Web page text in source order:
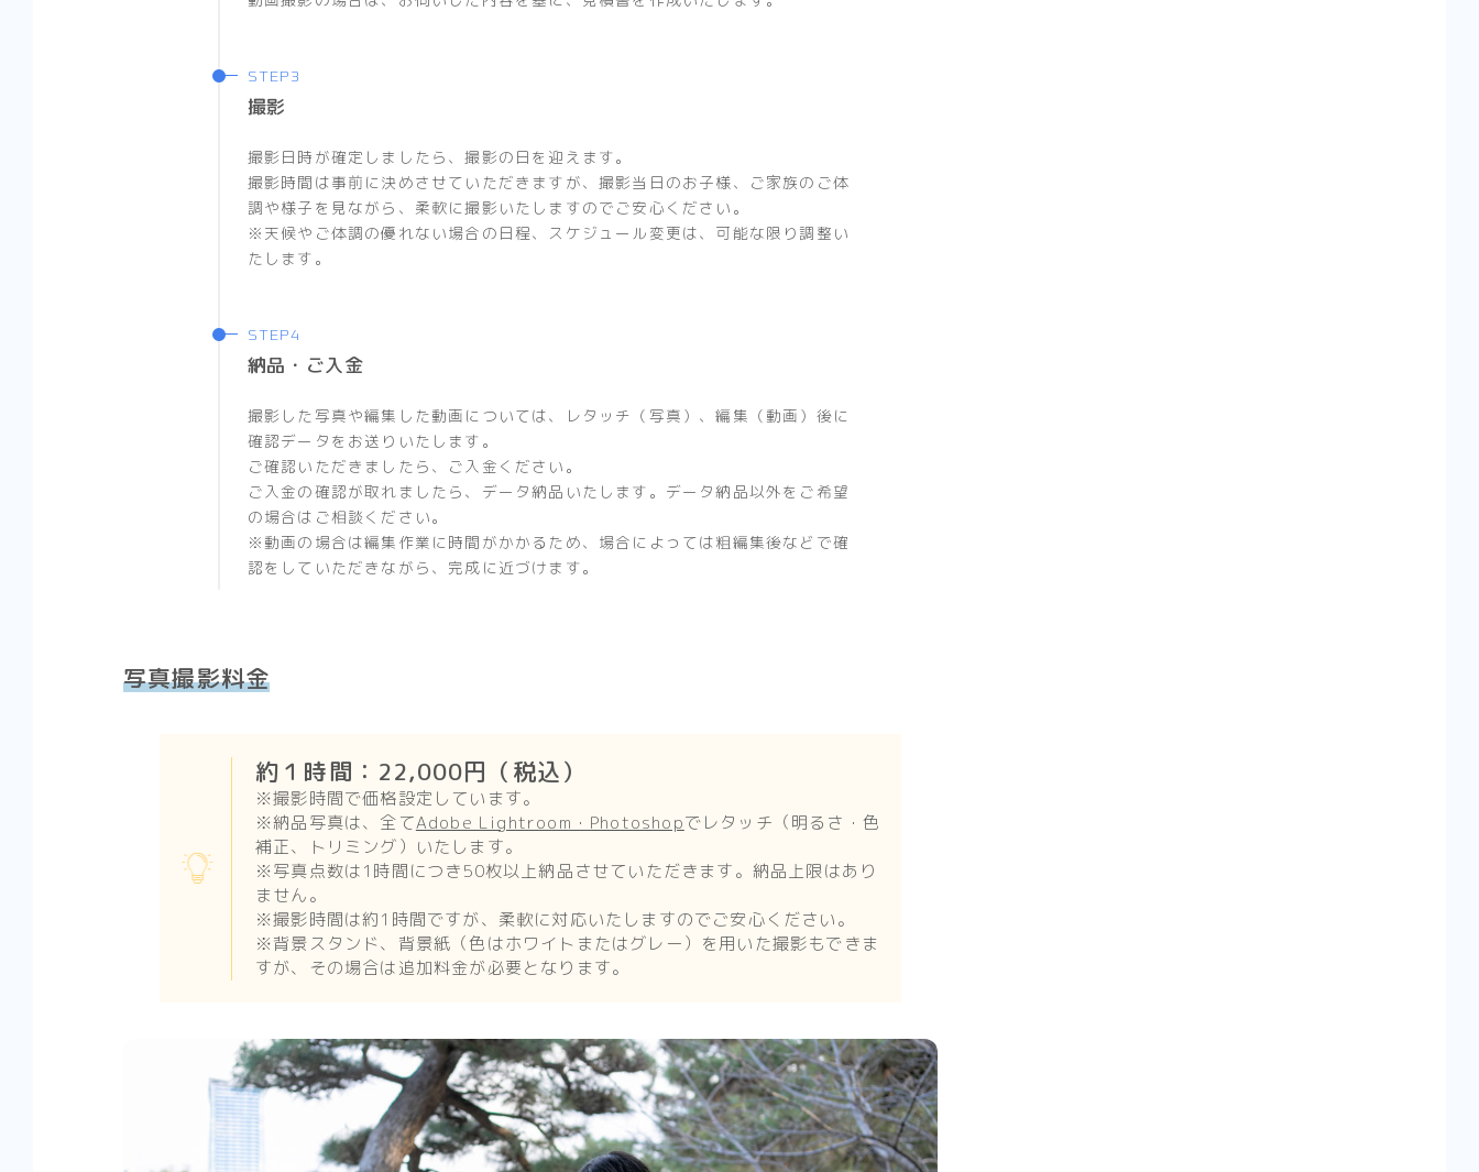
撮影
撮影日時が確定しましたら、撮影の日を迎えます。
撮影時間は事前に決めさせていただきますが、撮影当日のお子様、ご家族のご体
調や様子を見ながら、柔軟に撮影いたしますのでご安心ください。
※天候やご体調の優れない場合の日程、スケジュール変更は、可能な限り調整い
たします。
納品・ご入金
撮影した写真や編集した動画については、レタッチ（写真）、編集（動画）後に
確認データをお送りいたします。
ご確認いただきましたら、ご入金ください。
ご入金の確認が取れましたら、データ納品いたします。データ納品以外をご希望
の場合はご相談ください。
※動画の場合は編集作業に時間がかかるため、場合によっては粗編集後などで確
認をしていただきながら、完成に近づけます。
写真撮影料金
約１時間：22,000円（税込）
※撮影時間で価格設定しています。
※納品写真は、全てAdobe Lightroom・Photoshopでレタッチ（明るさ・色
補正、トリミング）いたします。
※写真点数は1時間につき50枚以上納品させていただきます。納品上限はあり
ません。
※撮影時間は約1時間ですが、柔軟に対応いたしますのでご安心ください。
※背景スタンド、背景紙（色はホワイトまたはグレー）を用いた撮影もできま
すが、その場合は追加料金が必要となります。